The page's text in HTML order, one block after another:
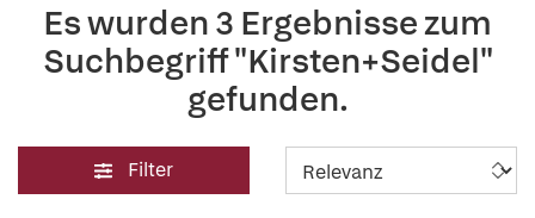
Es wurden 3 Ergebnisse zum
Suchbegriff "Kirsten+Seidel"
gefunden.
Filter